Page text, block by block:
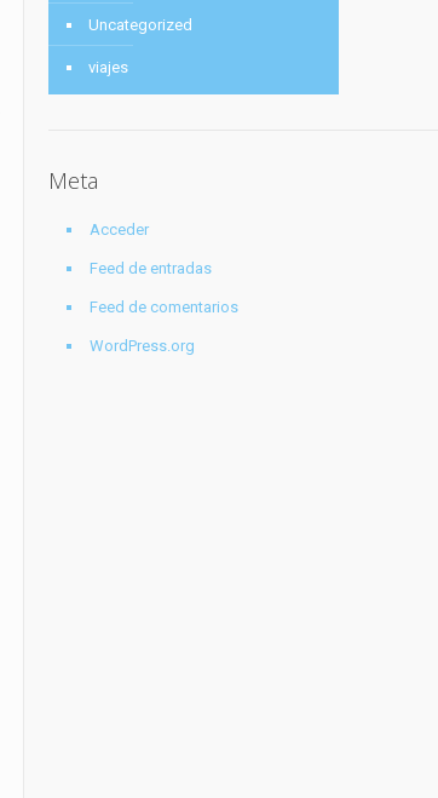
Uncategorized
viajes
Meta
Acceder
Feed de entradas
Feed de comentarios
WordPress.org